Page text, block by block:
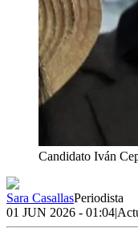
Candidato Iván
Sara CasallasPeriodista
01 JUN 2026 - 01:04|